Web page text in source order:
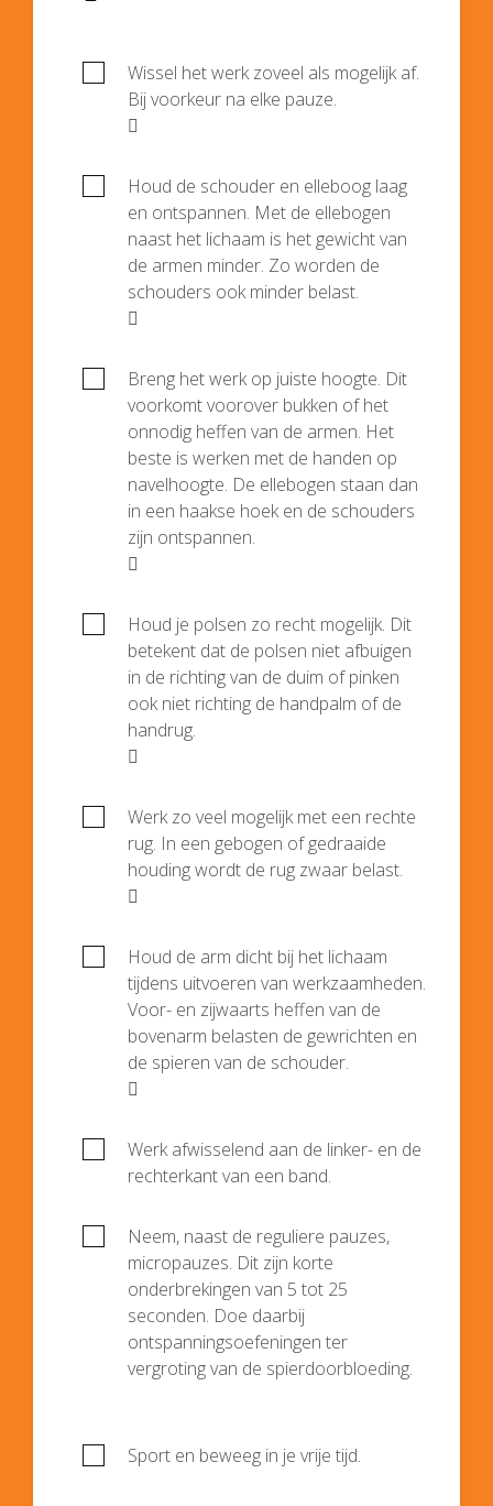
Wissel het werk zoveel als mogelijk af.
Bij voorkeur na elke pauze.

Houd de schouder en elleboog laag
en ontspannen. Met de ellebogen
naast het lichaam is het gewicht van
de armen minder. Zo worden de
schouders ook minder belast.

Breng het werk op juiste hoogte. Dit
voorkomt voorover bukken of het
onnodig heffen van de armen. Het
beste is werken met de handen op
navelhoogte. De ellebogen staan dan
in een haakse hoek en de schouders
zijn ontspannen.

Houd je polsen zo recht mogelijk. Dit
betekent dat de polsen niet afbuigen
in de richting van de duim of pinken
ook niet richting de handpalm of de
handrug.

Werk zo veel mogelijk met een rechte
rug. In een gebogen of gedraaide
houding wordt de rug zwaar belast.

Houd de arm dicht bij het lichaam
tijdens uitvoeren van werkzaamheden.
Voor- en zijwaarts heffen van de
bovenarm belasten de gewrichten en
de spieren van de schouder.

Werk afwisselend aan de linker- en de
rechterkant van een band.
Neem, naast de reguliere pauzes,
micropauzes. Dit zijn korte
onderbrekingen van 5 tot 25
seconden. Doe daarbij
ontspanningsoefeningen ter
vergroting van de spierdoorbloeding.
Sport en beweeg in je vrije tijd.